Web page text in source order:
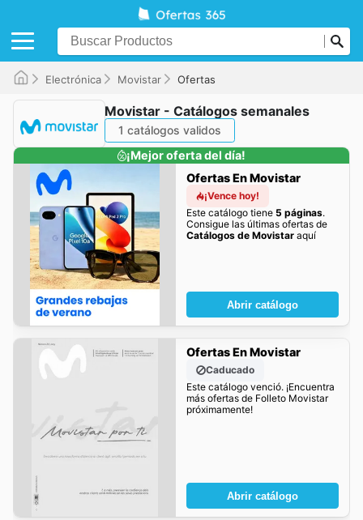
Electrónica Movistar Ofertas
Movistar - Catálogos semanales
1 catálogos validos
¡Mejor oferta del día!
Ofertas En Movistar
¡Vence hoy!
Este catálogo tiene 5 páginas.
Consigue las últimas ofertas de
Catálogos de Movistaraquí
Abrir catálogo
Ofertas En Movistar
Caducado
Este catálogo venció. ¡Encuentra
más ofertas de Folleto Movistar
próximamente!
Abrir catálogo